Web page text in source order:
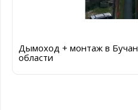
Дымоход + монтаж в
области